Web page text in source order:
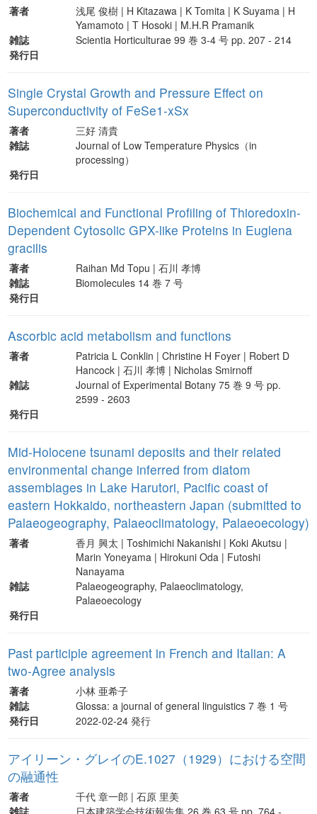
著者
浅尾 俊樹 | H Kitazawa | K Tomita | K Suyama | H
Yamamoto | T Hosoki | M.H.R Pramanik
雑誌
Scientia Horticulturae 99 巻 3-4 号 pp. 207 - 214
発行日
Single Crystal Growth and Pressure Effect on
Superconductivity of FeSe1-xSx
著者
三好 清貴
雑誌
Journal of Low Temperature Physics（in
processing）
発行日
Biochemical and Functional Profiling of Thioredoxin-
Dependent Cytosolic GPX-like Proteins in Euglena
gracilis
著者
Raihan Md Topu | 石川 孝博
雑誌
Biomolecules 14 巻 7 号
発行日
Ascorbic acid metabolism and functions
著者
Patricia L Conklin | Christine H Foyer | Robert D
Hancock | 石川 孝博 | Nicholas Smirnoff
雑誌
Journal of Experimental Botany 75 巻 9 号 pp.
2599 - 2603
発行日
Mid-Holocene tsunami deposits and their related
environmental change inferred from diatom
assemblages in Lake Harutori, Pacific coast of
eastern Hokkaido, northeastern Japan (submitted to
Palaeogeography, Palaeoclimatology, Palaeoecology)
著者
香月 興太 | Toshimichi Nakanishi | Koki Akutsu |
Marin Yoneyama | Hirokuni Oda | Futoshi
Nanayama
雑誌
Palaeogeography, Palaeoclimatology,
Palaeoecology
発行日
Past participle agreement in French and Italian: A
two-Agree analysis
著者
小林 亜希子
雑誌
Glossa: a journal of general linguistics 7 巻 1 号
発行日
2022-02-24 発行
アイリーン・グレイのE.1027（1929）における空間
の融通性
著者
千代 章一郎 | 石原 里美
雑誌
日本建築学会技術報告集 26 巻 63 号 pp. 764 -